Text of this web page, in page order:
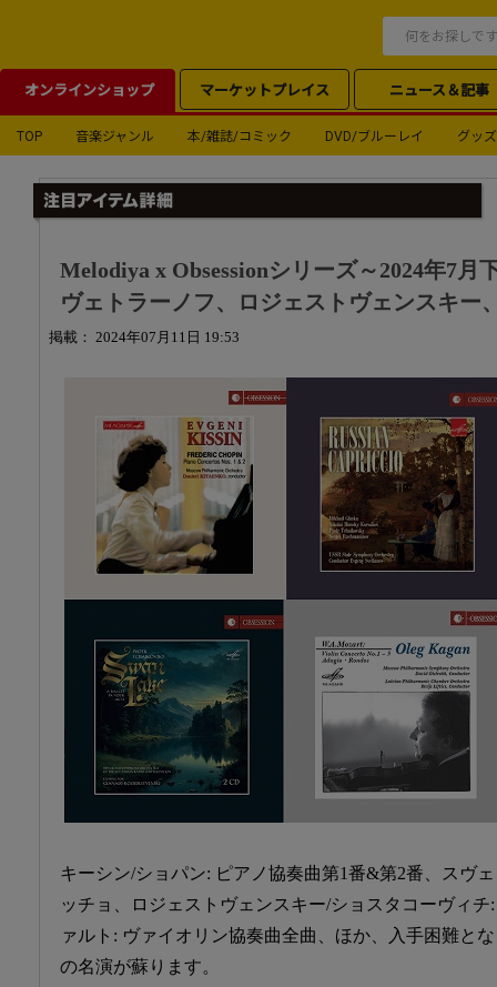
オンラインショップ マーケットプレイス ニュース＆記事
TOP 音楽ジャンル 本/雑誌/コミック DVD/ブルーレイ グッズ
Melodiya x Obsessionシリーズ～2024年7月
ヴェトラーノフ、ロジェストヴェンスキー
掲載： 2024年07月11日 19:53
キーシン/ショパン: ピアノ協奏曲第1番&第2番、スヴ
ッチョ、ロジェストヴェンスキー/ショスタコーヴィ
ァルト: ヴァイオリン協奏曲全曲、ほか、入手困難と
の名演が蘇ります。